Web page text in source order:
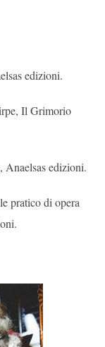
edizioni.
Il Grimorio
Anaelsas edizioni.
pratico di opera